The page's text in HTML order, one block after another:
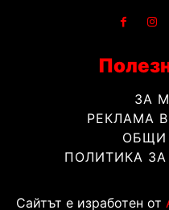
ЗА
РЕКЛАМА
ОБЩИ
ПОЛИТИКА
Сайтът е изработен от